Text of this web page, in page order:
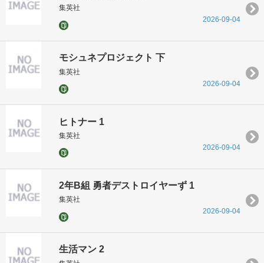
集英社
2026-09-04
モシュネプロジェクト 下
集英社
2026-09-04
ヒトナー 1
集英社
2026-09-04
2年B組 勇者デストロイヤーず 1
集英社
2026-09-04
生活マン 2